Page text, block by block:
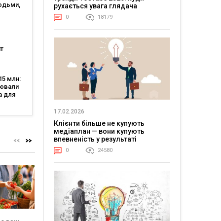
—
5
млн:
для
рухається увага глядача
0 18179
17.02.2026
Клієнти більше не купують
медіаплан — вони купують
впевненість у результаті
0 24580